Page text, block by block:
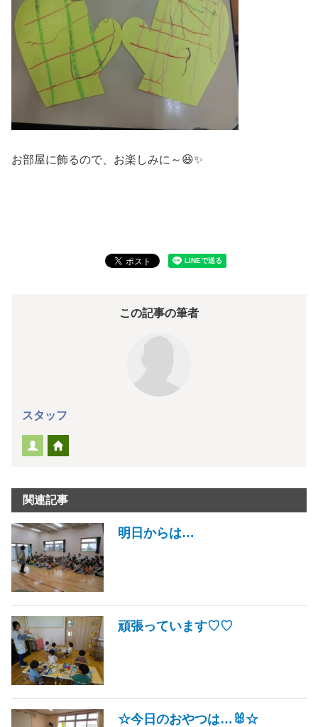
お部屋に飾るので、お楽しみに～😆✨
この記事の筆者
スタッフ
関連記事
明日からは…
頑張っています♡♡
☆今日のおやつは…🐰☆